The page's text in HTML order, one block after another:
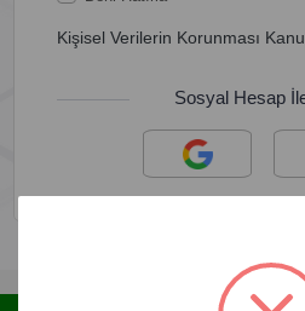
Kişisel Verilerin Korunması
Sosyal Hesap